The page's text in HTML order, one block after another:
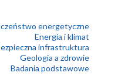
energetyczne
Energia i klimat
infrastruktura
Geologia a zdrowie
Badania podstawowe